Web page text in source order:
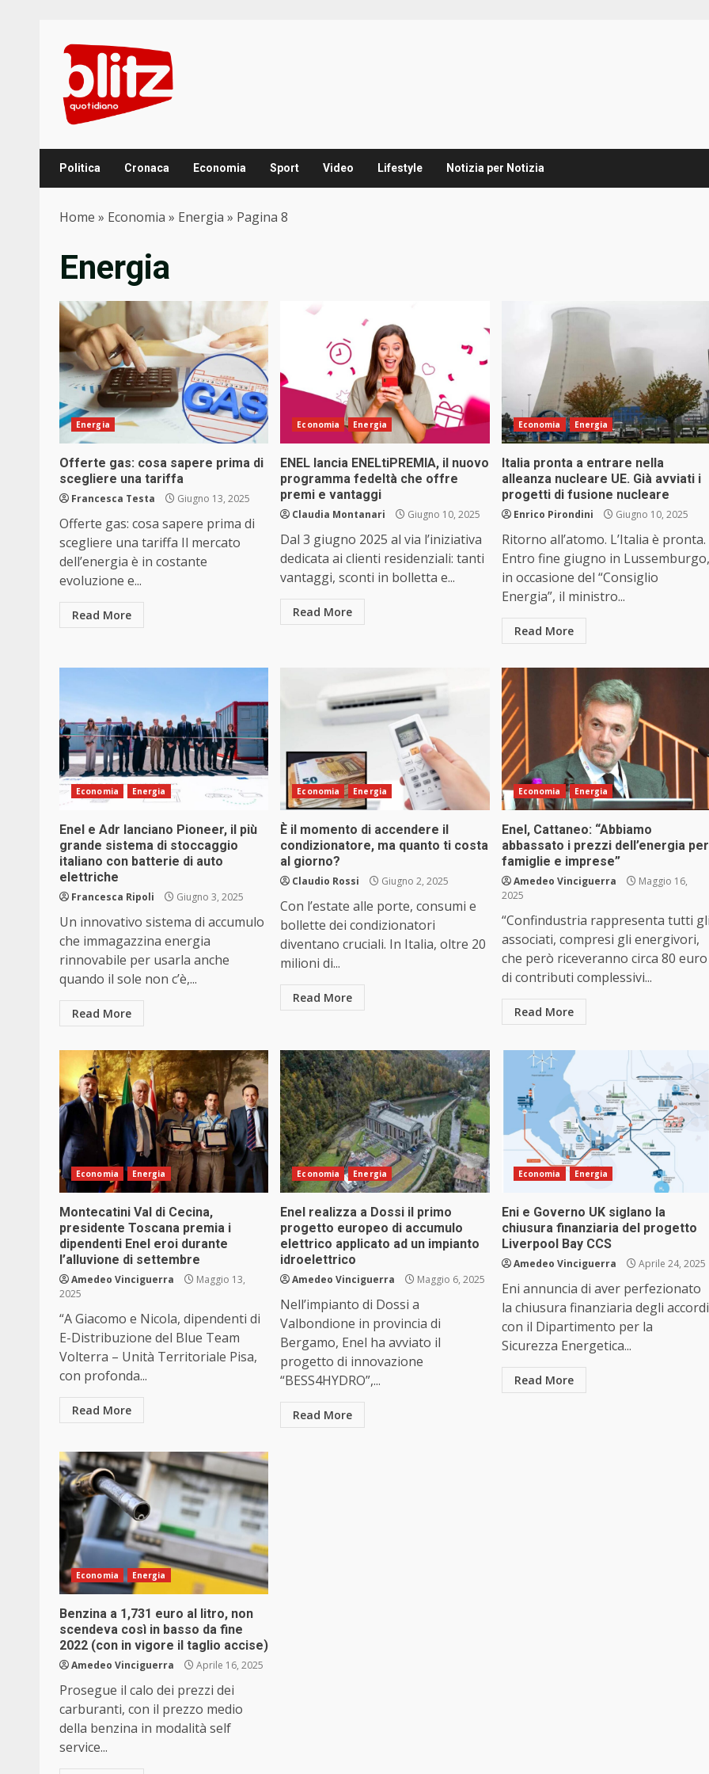
content
Politica Cronaca Economia Sport Video Lifestyle Notizia per Notizia
Home » Economia » Energia » Pagina 8
Energia
Energia
Offerte gas: cosa sapere prima di
scegliere una tariffa
Francesca Testa Giugno 13, 2025
Offerte gas: cosa sapere prima di
scegliere una tariffa Il mercato
dell’energia è in costante
evoluzione e...
Read More
Economia Energia
ENEL lancia ENELtiPREMIA, il nuovo
programma fedeltà che offre
premi e vantaggi
Claudia Montanari Giugno 10, 2025
Dal 3 giugno 2025 al via l’iniziativa
dedicata ai clienti residenziali: tanti
vantaggi, sconti in bolletta e...
Read More
Economia Energia
Italia pronta a entrare nella
alleanza nucleare UE. Già avviati i
progetti di fusione nucleare
Enrico Pirondini Giugno 10, 2025
Ritorno all’atomo. L’Italia è pronta.
Entro fine giugno in Lussemburgo,
in occasione del “Consiglio
Energia”, il ministro...
Read More
Economia Energia
Enel e Adr lanciano Pioneer, il più
grande sistema di stoccaggio
italiano con batterie di auto
elettriche
Francesca Ripoli Giugno 3, 2025
Un innovativo sistema di accumulo
che immagazzina energia
rinnovabile per usarla anche
quando il sole non c’è,...
Read More
Economia Energia
È il momento di accendere il
condizionatore, ma quanto ti costa
al giorno?
Claudio Rossi Giugno 2, 2025
Con l’estate alle porte, consumi e
bollette dei condizionatori
diventano cruciali. In Italia, oltre 20
milioni di...
Read More
Economia Energia
Enel, Cattaneo: “Abbiamo
abbassato i prezzi dell’energia per
famiglie e imprese”
Amedeo Vinciguerra
Maggio 16,
2025
“Confindustria rappresenta tutti
associati, compresi gli energivori,
che però riceveranno circa 80 euro
di contributi complessivi...
Read More
Economia Energia
Montecatini Val di Cecina,
presidente Toscana premia i
dipendenti Enel eroi durante
l’alluvione di settembre
Amedeo Vinciguerra
Maggio 13,
2025
“A Giacomo e Nicola, dipendenti di
E-Distribuzione del Blue Team
Volterra – Unità Territoriale Pisa,
con profonda...
Read More
Economia Energia
Enel realizza a Dossi il primo
progetto europeo di accumulo
elettrico applicato ad un impianto
idroelettrico
Amedeo Vinciguerra Maggio 6, 2025
Nell’impianto di Dossi a
Valbondione in provincia di
Bergamo, Enel ha avviato il
progetto di innovazione
“BESS4HYDRO”,...
Read More
Economia Energia
Eni e Governo UK siglano la
chiusura finanziaria del progetto
Liverpool Bay CCS
Amedeo Vinciguerra Aprile 24, 2025
Eni annuncia di aver perfezionato
la chiusura finanziaria degli accordi
con il Dipartimento per la
Sicurezza Energetica...
Read More
Economia Energia
Benzina a 1,731 euro al litro, non
scendeva così in basso da fine
2022 (con in vigore il taglio accise)
Amedeo Vinciguerra Aprile 16, 2025
Prosegue il calo dei prezzi dei
carburanti, con il prezzo medio
della benzina in modalità self
service...